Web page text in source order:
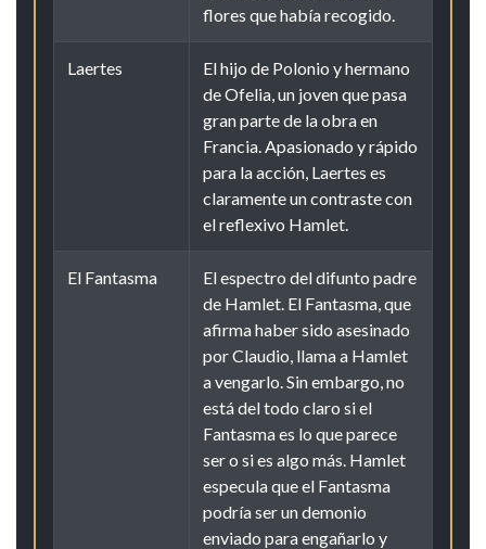
flores que había recogido.
Laertes
El hijo de Polonio y hermano
de Ofelia, un joven que pasa
gran parte de la obra en
Francia. Apasionado y rápido
para la acción, Laertes es
claramente un contraste con
el reflexivo Hamlet.
El Fantasma
El espectro del difunto padre
de Hamlet. El Fantasma, que
afirma haber sido asesinado
por Claudio, llama a Hamlet
a vengarlo. Sin embargo, no
está del todo claro si el
Fantasma es lo que parece
ser o si es algo más. Hamlet
especula que el Fantasma
podría ser un demonio
enviado para engañarlo y